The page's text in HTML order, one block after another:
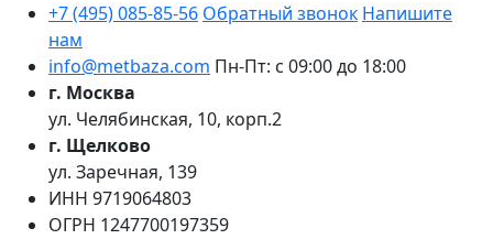
+7 (495) 085-85-56 Обратный звонок Напишите
нам
info@metbaza.com Пн-Пт: с 09:00 до 18:00
г. Москва
ул. Челябинская, 10, корп.2
г. Щелково
ул. Заречная, 139
ИНН 9719064803
ОГРН 1247700197359